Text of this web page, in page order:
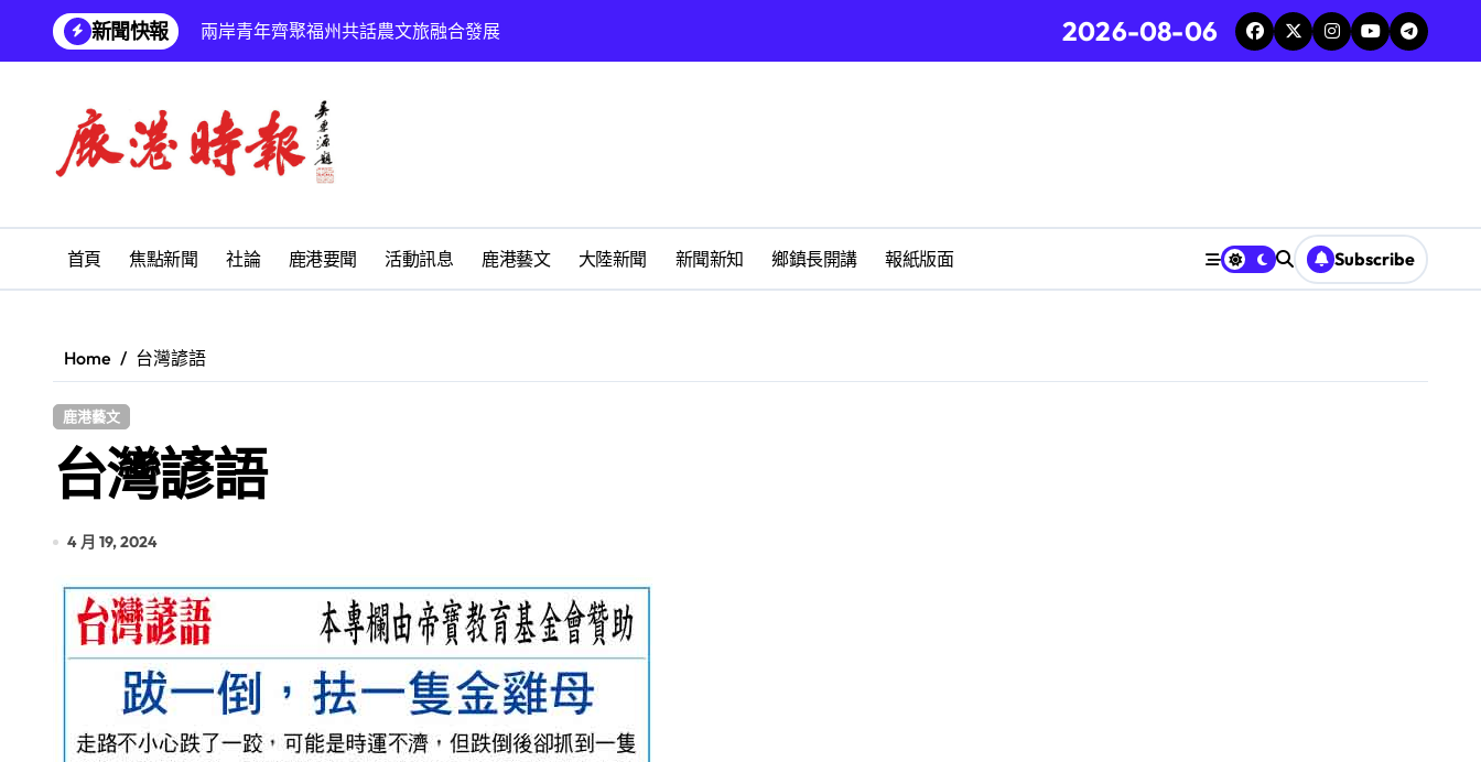
content
新聞快報
兩岸青年齊聚福州共話農文旅融合發展
彰化縣長青幸福卡功能再提升幸福彰化隨我走 一卡在手提供更完善及貼近生活的福利服務
為鰻魚產業注入活水 找回養殖業者的春天
SUM順興汽車
梁皇寶懺法會
阿不拉歌唱教室與秀～舞蹈團 公益關懷好修老人長期照顧中心
2026-08-06
首頁 焦點新聞 社論 鹿港要聞 活動訊息 鹿港藝文 大陸新聞 新聞新知 鄉鎮長開講 報紙版面 Subscribe
Home 台灣諺語
鹿港藝文
台灣諺語
4 月 19, 2024